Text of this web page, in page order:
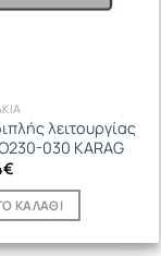
λειτουργίας
030 KARAG
€
ΚΑΛΆΘΙ